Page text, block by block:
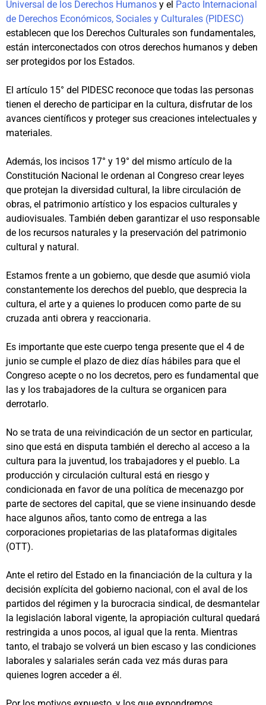
Universal de los Derechos Humanos y el Pacto Internacional
de Derechos Económicos, Sociales y Culturales (PIDESC)
establecen que los Derechos Culturales son fundamentales,
están interconectados con otros derechos humanos y deben
ser protegidos por los Estados.
El artículo 15° del PIDESC reconoce que todas las personas
tienen el derecho de participar en la cultura, disfrutar de los
avances científicos y proteger sus creaciones intelectuales y
materiales.
Además, los incisos 17° y 19° del mismo artículo de la
Constitución Nacional le ordenan al Congreso crear leyes
que protejan la diversidad cultural, la libre circulación de
obras, el patrimonio artístico y los espacios culturales y
audiovisuales. También deben garantizar el uso responsable
de los recursos naturales y la preservación del patrimonio
cultural y natural.
Estamos frente a un gobierno, que desde que asumió viola
constantemente los derechos del pueblo, que desprecia la
cultura, el arte y a quienes lo producen como parte de su
cruzada anti obrera y reaccionaria.
Es importante que este cuerpo tenga presente que el 4 de
junio se cumple el plazo de diez días hábiles para que el
Congreso acepte o no los decretos, pero es fundamental que
las y los trabajadores de la cultura se organicen para
derrotarlo.
No se trata de una reivindicación de un sector en particular,
sino que está en disputa también el derecho al acceso a la
cultura para la juventud, los trabajadores y el pueblo. La
producción y circulación cultural está en riesgo y
condicionada en favor de una política de mecenazgo por
parte de sectores del capital, que se viene insinuando desde
hace algunos años, tanto como de entrega a las
corporaciones propietarias de las plataformas digitales
(OTT).
Ante el retiro del Estado en la financiación de la cultura y la
decisión explícita del gobierno nacional, con el aval de los
partidos del régimen y la burocracia sindical, de desmantelar
la legislación laboral vigente, la apropiación cultural quedará
restringida a unos pocos, al igual que la renta. Mientras
tanto, el trabajo se volverá un bien escaso y las condiciones
laborales y salariales serán cada vez más duras para
quienes logren acceder a él.